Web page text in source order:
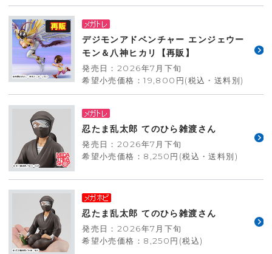
デジモンアドベンチャー エンジェウー
モン＆八神ヒカリ【再販】
発売日：2026年7月下旬
希望小売価格：19,800円(税込・送料別)
忍たま乱太郎 てのひら雑渡さん
発売日：2026年7月下旬
希望小売価格：8,250円(税込・送料別)
忍たま乱太郎 てのひら雑渡さん
発売日：2026年7月下旬
希望小売価格：8,250円(税込)